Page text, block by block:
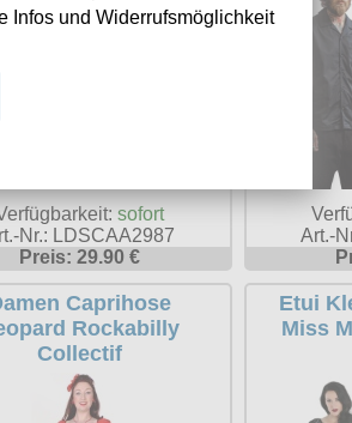
sofort
Nr.: LDSCAA2987
Preis: 29.90 €
Art.-
Caprihose
Rockabilly
Collectif
Etui
Miss
Infos und Widerrufsmöglichkeit